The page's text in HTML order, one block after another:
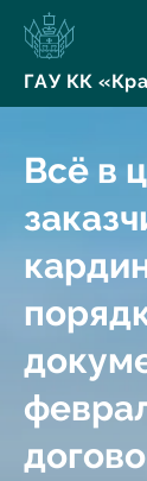
ГАУ КК
Всё в